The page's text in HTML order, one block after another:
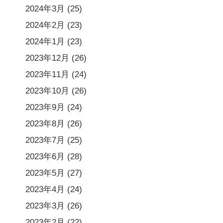
2024年3月 (25)
2024年2月 (23)
2024年1月 (23)
2023年12月 (26)
2023年11月 (24)
2023年10月 (26)
2023年9月 (24)
2023年8月 (26)
2023年7月 (25)
2023年6月 (28)
2023年5月 (27)
2023年4月 (24)
2023年3月 (26)